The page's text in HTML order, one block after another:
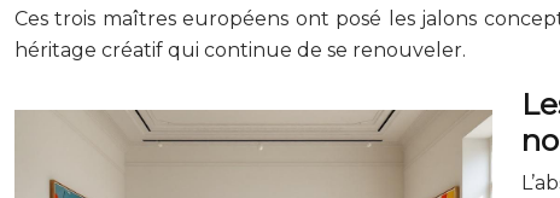
Ces trois maîtres européens ont posé les jalons
héritage créatif qui continue de se renouveler.